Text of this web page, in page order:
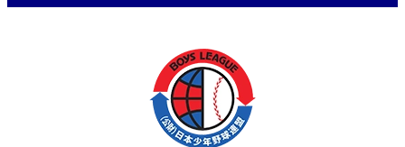
少年野球 長野県支部秋季大会）